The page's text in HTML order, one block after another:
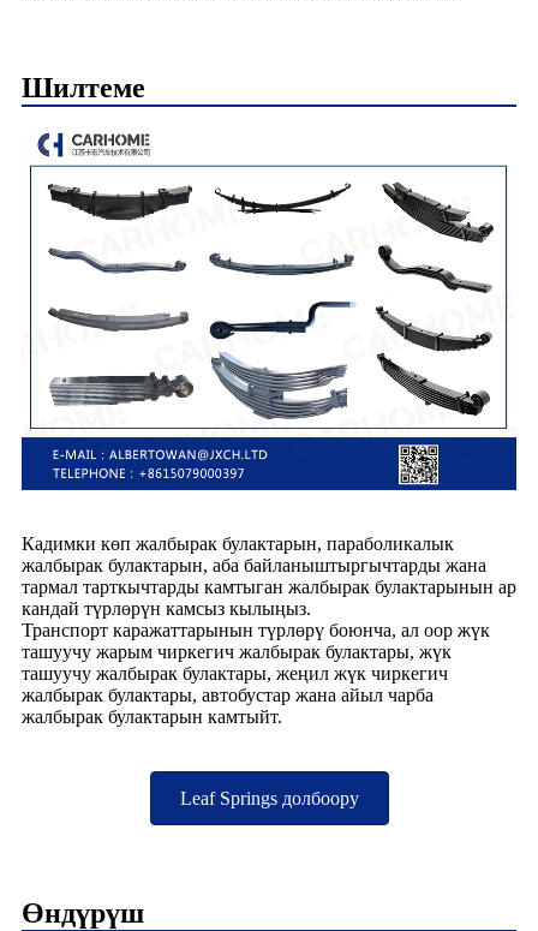
Шилтеме
Кадимки көп жалбырак булактарын, параболикалык
жалбырак булактарын, аба байланыштыргычтарды жана
тармал тарткычтарды камтыган жалбырак булактарынын ар
кандай түрлөрүн камсыз кылыңыз.
Транспорт каражаттарынын түрлөрү боюнча, ал оор жүк
ташуучу жарым чиркегич жалбырак булактары, жүк
ташуучу жалбырак булактары, жеңил жүк чиркегич
жалбырак булактары, автобустар жана айыл чарба
жалбырак булактарын камтыйт.
Leaf Springs долбоору
Өндүрүш